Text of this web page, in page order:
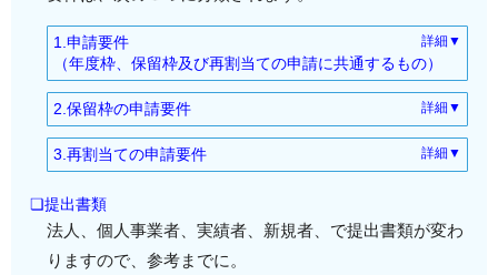
1.申請要件 詳細▼
（年度枠、保留枠及び再割当ての申請に共通するもの）
以下の要件を満たしていないと、割当てを受けること
はできませんので注意しましょう。
過去に割当てを使用したことがある「実績者」と今回
初めて申請する「新規者」は条件が異なります。
☆実績者・新規者共通の要件
申請月の６ヶ月前から事業目的として
2.保留枠の申請要件 詳細▼
上記「1.申請要件（年度枠、保留枠及び再割当ての申
請に共通するもの）」の申請要件を満たしている者。
※ただし、既に年度枠、保留枠又は再割当てによるい
ずれかの証明書の発給を受けた者は申請できません。
※保留枠の受付と再割当ての受付を同日に実施すると
3.再割当ての申請要件 詳細▼
年度内初めて申請する場合
・上記「1.申請要件」の申請要件を満たしている
者。
年度内に２回めの申請の場合
❏提出書類
法人、個人事業者、実績者、新規者、で提出書類が変わ
りますので、参考までに。